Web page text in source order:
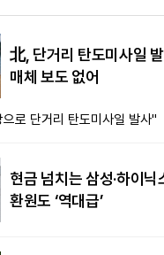
北, 단거리 탄도미사일
매체 보도 없어
로 단거리 탄도미사일 발사"
현금 넘치는 삼성·하이
환원도 ‘역대급’